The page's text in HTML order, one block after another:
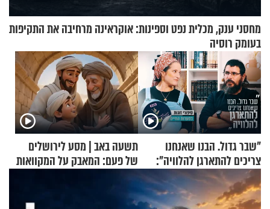
מחסני ענק, מכלית נפט וספינות: אוקראינה מרחיבה את התקיפות
בעומק רוסיה
"שבר גדול. הבנו שאנחנו
צריכים להתארגן להלוויה":
זוגיות במבחן, הפעם עם מרים
וגד דנינו
תשעה באב | מסע לירושלים
של פעם: המאבק על המקוואות